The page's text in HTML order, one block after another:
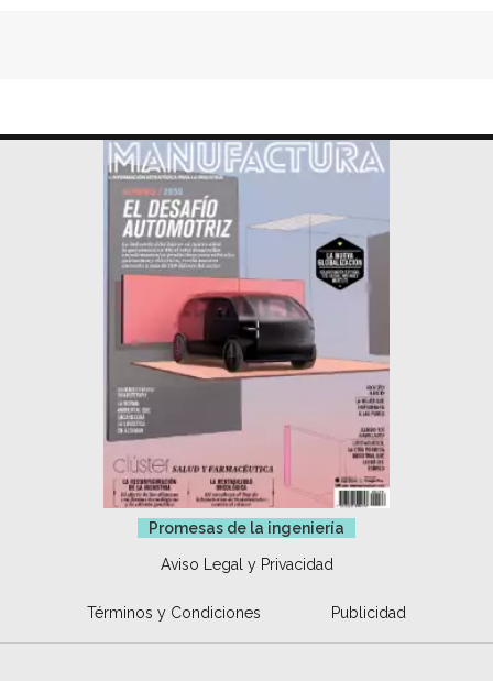
Promesas de la ingeniería
Aviso Legal y Privacidad
Términos y Condiciones Publicidad